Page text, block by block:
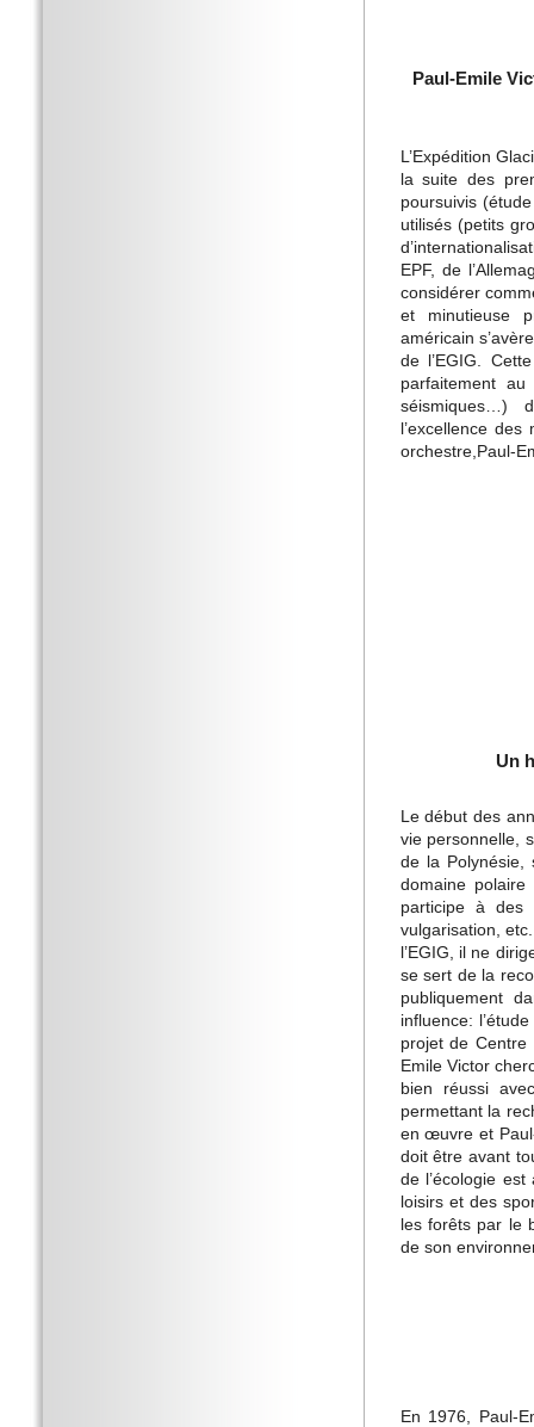
Paul-Emile
L’Expédition
la suite des
poursuivis
utilisés (petits
EPF, de
considérer
et minutieuse
américain
de l’EGIG.
parfaitement au
séismiques…)
l’excellence
orchestre,Paul-
Un
Le début des
vie personnelle,
de la
domaine
participe à des
vulgarisation,
l’EGIG, il ne
se sert de la
publiquement
influence:
projet de Centre
Emile Victor
bien réussi
permettant la
en œuvre et
doit être avant
de l’écologie
loisirs et des
les forêts par le
de son
En 1976, Paul-